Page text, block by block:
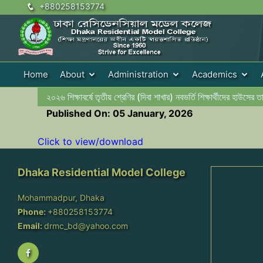
+880258153774
Home About Administration Academics
২০২৬ শিক্ষাবর্ষে তৃতীয় শ্রেণির (দিবা শাখার) নবভর্তি শিক্ষার্থীদের হাউসের
Published On: 05 January, 2026
Click to view/download
Dhaka Residential Model College
Mohammadpur, Dhaka
Phone: +880258153774
Email: drmc_bd@yahoo.com